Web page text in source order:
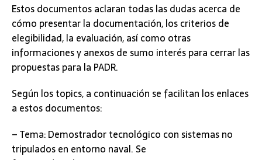
Estos documentos aclaran todas las dudas acerca de
cómo presentar la documentación, los criterios de
elegibilidad, la evaluación, así como otras
informaciones y anexos de sumo interés para cerrar las
propuestas para la PADR.
Según los topics, a continuación se facilitan los enlaces
a estos documentos:
– Tema: Demostrador tecnológico con sistemas no
tripulados en entorno naval. Se